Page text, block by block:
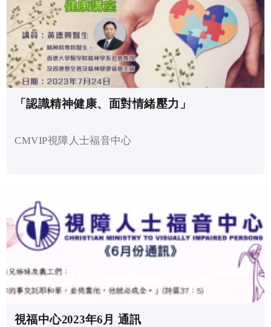
「認識精神健康、面對情緒壓力」
CMVIP視障人士福音中心
視福中心2023年6月 通訊